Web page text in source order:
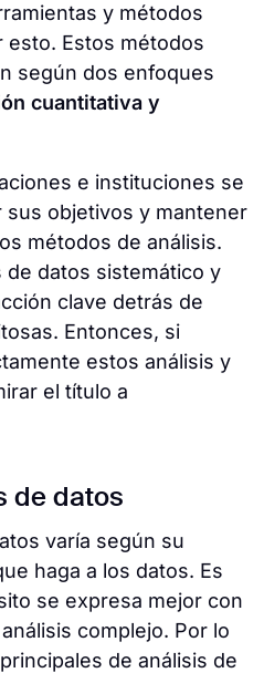
y métodos
esto. Estos métodos
según dos enfoques
cuantitativa y
e instituciones se
objetivos y mantener
métodos de análisis.
de datos sistemático y
clave detrás de
Entonces, si
estos análisis y
el título a
de datos
varía según su
haga a los datos. Es
se expresa mejor con
complejo. Por lo
de análisis de